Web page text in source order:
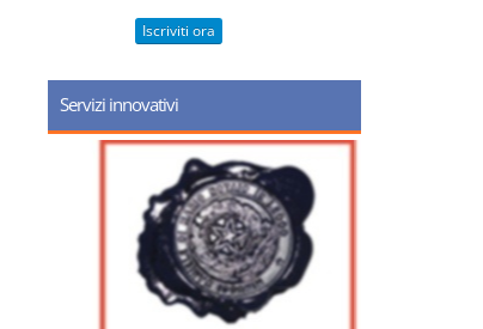
Iscriviti ora
Servizi innovativi